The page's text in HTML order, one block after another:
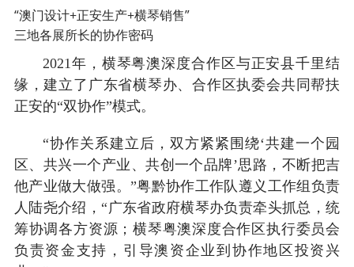
“澳门设计+正安生产+横琴销售”
三地各展所长的协作密码
2021年，横琴粤澳深度合作区与正安县千里结
缘，建立了广东省横琴办、合作区执委会共同帮扶
正安的“双协作”模式。
“协作关系建立后，双方紧紧围绕‘共建一个园
区、共兴一个产业、共创一个品牌’思路，不断把吉
他产业做大做强。”粤黔协作工作队遵义工作组负责
人陆尧介绍，“广东省政府横琴办负责牵头抓总，统
筹协调各方资源；横琴粤澳深度合作区执行委员会
负责资金支持，引导澳资企业到协作地区投资兴